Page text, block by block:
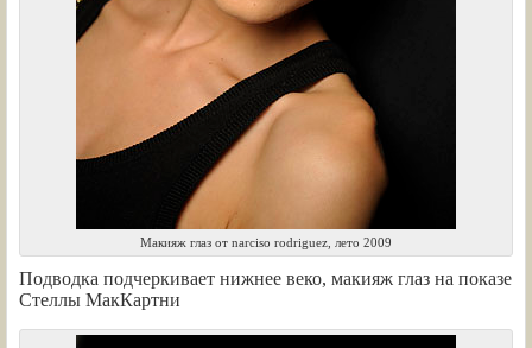
Макияж глаз от narciso rodriguez, лето 2009
Подводка подчеркивает нижнее веко, макияж глаз на показе
Стеллы МакКартни